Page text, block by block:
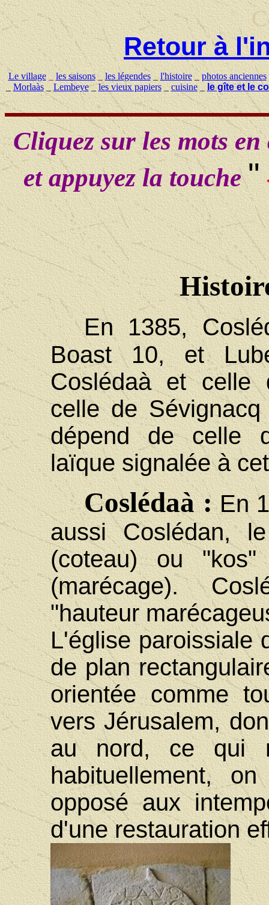
Retour à
Le village_les saisons_ les légendes_l'histoire_ photos anciennes
Morlaàs_ Lembeye_les vieux papiers_cuisine_ le gîte et le
Cliquez sur les mots
et appuyez la touche"
En 1385,
Boast 10, et
Coslédaà et celle
celle de
dépend de celle
laïque signalée à
Coslédaà :En
aussi Coslédan,
(coteau) ou
(marécage).
"hauteur
L'église paroissiale
de plan
orientée comme
vers Jérusalem,
au nord, ce qui
habituellement,
opposé aux
d'une restauration